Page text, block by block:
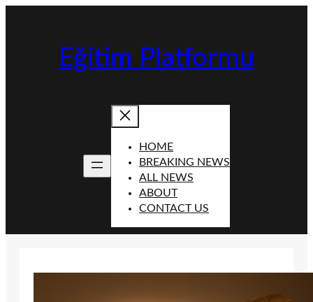
Eğitim Platformu
HOME
BREAKING NEWS
ALL NEWS
ABOUT
CONTACT US